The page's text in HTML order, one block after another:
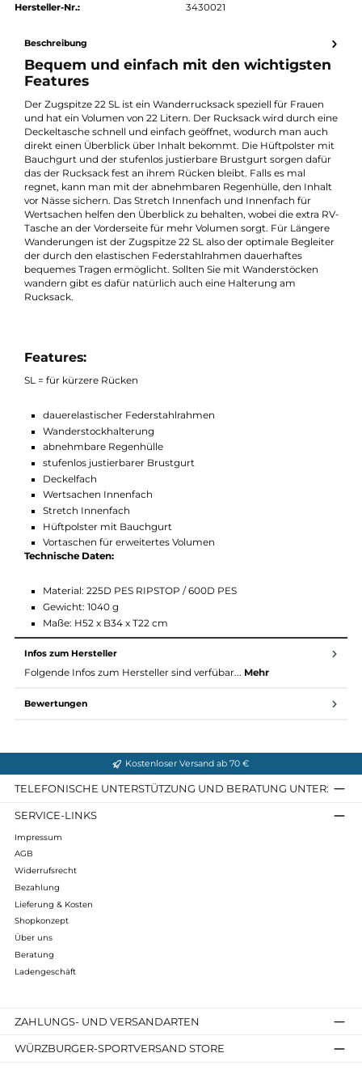
authorized.by · Autorisierter Fachhändler
Produktnummer:
23247-001
Hersteller:
Deuter
Hersteller-Nr.:
Beschreibung
Bequem und einfach mit den
Features
Der Zugspitze 22 SL ist ein Wanderrucksack speziell für Frauen
und hat ein Volumen von 22 Litern. Der Rucksack wird durch
Deckeltasche schnell und einfach geöffnet, wodurch man
direkt einen Überblick über Inhalt bekommt. Die Hüftpolster
Bauchgurt und der stufenlos justierbare Brustgurt sorgen
das der Rucksack fest an ihrem Rücken bleibt. Falls es mal
regnet, kann man mit der abnehmbaren Regenhülle, den
vor Nässe sichern. Das Stretch Innenfach und Innenfach für
Wanderungen ist der Zugspitze 22 SL also der optimale
der durch den elastischen Federstahlrahmen dauerhaftes
bequemes Tragen ermöglicht. Sollten Sie mit Wanderstöcken
Rucksack.
Features:
dauerelastischer Federstahlrahmen
Wanderstockhalterung
stufenlos justierbarer Brustgurt
Deckelfach
Wertsachen Innenfach
Stretch Innenfach
Hüftpolster mit Bauchgurt
Technische Daten:
Gewicht: 1040 g
Maße: H52 x B34 x T22 cm
TELEFONISCHE UNTERSTÜTZUNG UND BERATUNG
AGB
Widerrufsrecht